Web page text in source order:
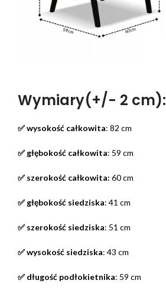
Wymiary(+/- 2 cm):
✅ wysokość całkowita: 82 cm
✅ głębokość całkowita: 59 cm
✅ szerokość całkowita: 60 cm
✅ głębokość siedziska: 41 cm
✅ szerokość siedziska: 51 cm
✅ wysokość siedziska: 43 cm
✅ długość podłokietnika: 59 cm